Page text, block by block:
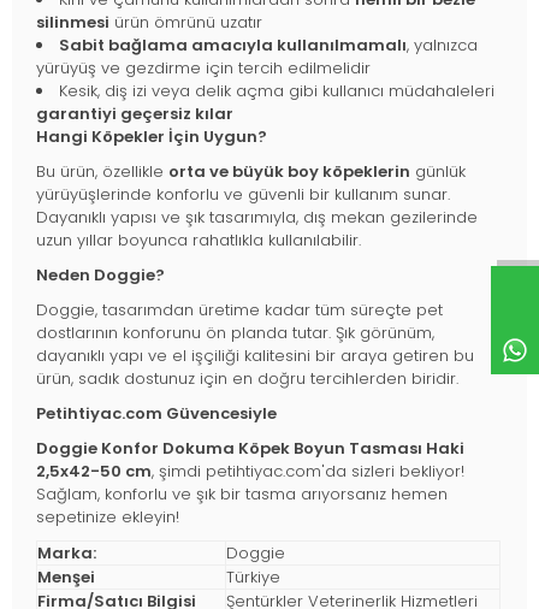
silinmesi ürün ömrünü uzatır
Sabit bağlama amacıyla kullanılmamalı, yalnızca
yürüyüş ve gezdirme için tercih edilmelidir
Kesik, diş izi veya delik açma gibi kullanıcı müdahaleleri
garantiyi geçersiz kılar
Hangi Köpekler İçin Uygun?
Bu ürün, özellikle orta ve büyük boy köpeklerin günlük
yürüyüşlerinde konforlu ve güvenli bir kullanım sunar.
Dayanıklı yapısı ve şık tasarımıyla, dış mekan gezilerinde
uzun yıllar boyunca rahatlıkla kullanılabilir.
Neden Doggie?
Doggie, tasarımdan üretime kadar tüm süreçte pet
dostlarının konforunu ön planda tutar. Şık görünüm,
dayanıklı yapı ve el işçiliği kalitesini bir araya getiren bu
ürün, sadık dostunuz için en doğru tercihlerden biridir.
Petihtiyac.com Güvencesiyle
Doggie Konfor Dokuma Köpek Boyun Tasması Haki
2,5x42-50 cm, şimdi petihtiyac.com'da sizleri bekliyor!
Sağlam, konforlu ve şık bir tasma arıyorsanız hemen
sepetinize ekleyin!
Marka:
Doggie
Menşei
Türkiye
Firma/Satıcı Bilgisi
Şentürkler Veterinerlik Hizmetleri